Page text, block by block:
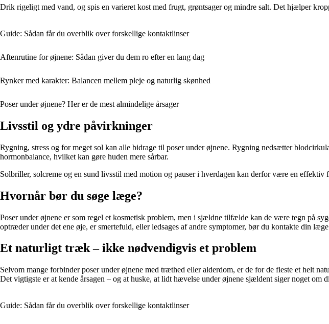
Drik rigeligt med vand, og spis en varieret kost med frugt, grøntsager og mindre salt. Det hjælper
Guide: Sådan får du overblik over forskellige kontaktlinser
Aftenrutine for øjnene: Sådan giver du dem ro efter en lang dag
Rynker med karakter: Balancen mellem pleje og naturlig skønhed
Poser under øjnene? Her er de mest almindelige årsager
Livsstil og ydre påvirkninger
Rygning, stress og for meget sol kan alle bidrage til poser under øjnene. Rygning nedsætter
hormonbalance, hvilket kan gøre huden mere sårbar.
Solbriller, solcreme og en sund livsstil med motion og pauser i hverdagen kan derfor være en
Hvornår bør du søge læge?
Poser under øjnene er som regel et kosmetisk problem, men i sjældne tilfælde kan de være tegn på
optræder under det ene øje, er smertefuld, eller ledsages af andre symptomer, bør du kontakte din
Et naturligt træk – ikke nødvendigvis et problem
Selvom mange forbinder poser under øjnene med træthed eller alderdom, er de for de fleste et helt
Det vigtigste er at kende årsagen – og at huske, at lidt hævelse under øjnene sjældent siger noget om
Guide: Sådan får du overblik over forskellige kontaktlinser